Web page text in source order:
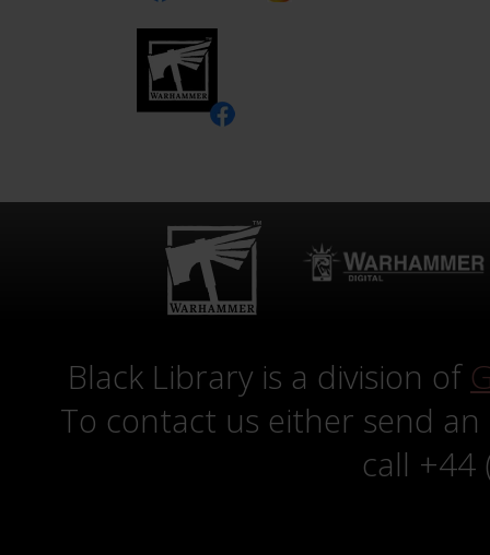
Black Library is a division of
To contact us either send
call +44